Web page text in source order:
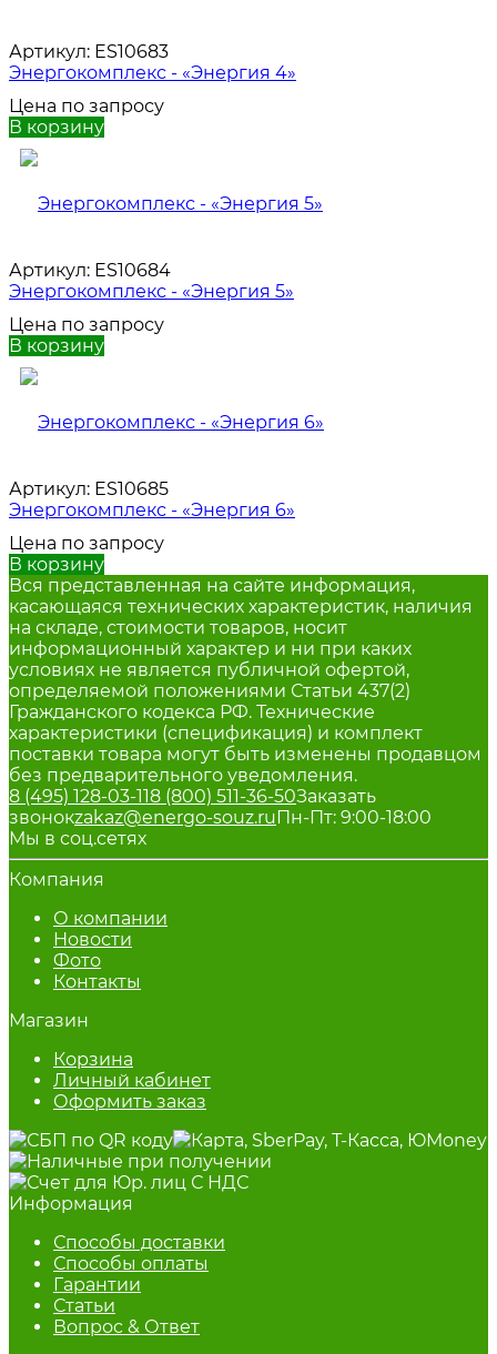
Артикул: ES10683
Энергокомплекс - «Энергия 4»
Цена по запросу
В корзину
Артикул: ES10684
Энергокомплекс - «Энергия 5»
Цена по запросу
В корзину
Артикул: ES10685
Энергокомплекс - «Энергия 6»
Цена по запросу
В корзину
Вся представленная на сайте информация,
касающаяся технических характеристик, наличия
на складе, стоимости товаров, носит
информационный характер и ни при каких
условиях не является публичной офертой,
определяемой положениями Статьи 437(2)
Гражданского кодекса РФ. Технические
характеристики (спецификация) и комплект
поставки товара могут быть изменены продавцом
без предварительного уведомления.
8 (495) 128-03-118 (800) 511-36-50Заказать
звонокzakaz@energo-souz.ruПн-Пт: 9:00-18:00
Мы в соц.сетях
Компания
О компании
Новости
Фото
Контакты
Магазин
Корзина
Личный кабинет
Оформить заказ
Информация
Способы доставки
Способы оплаты
Гарантии
Статьи
Вопрос & Ответ